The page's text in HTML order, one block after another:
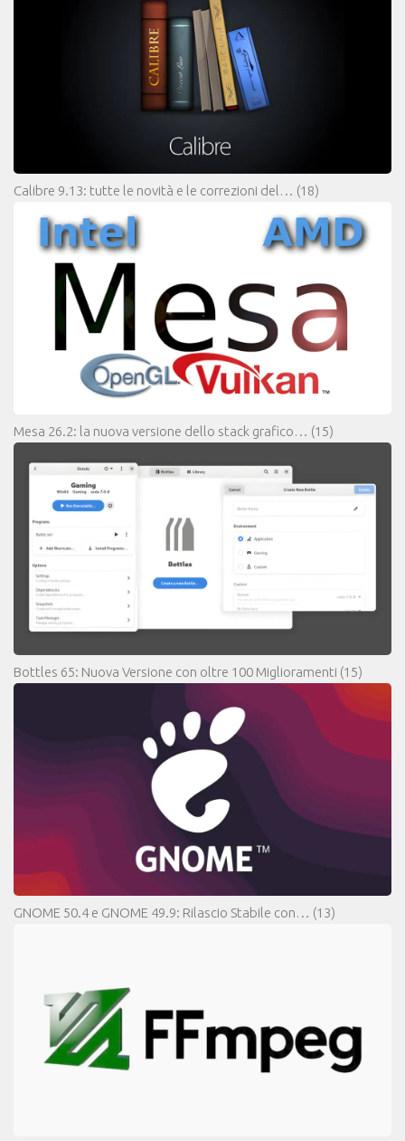
Calibre 9.13: tutte le novità e le correzioni del… (18)
Mesa 26.2: la nuova versione dello stack grafico… (15)
Bottles 65: Nuova Versione con oltre 100 Miglioramenti (15)
GNOME 50.4 e GNOME 49.9: Rilascio Stabile con… (13)